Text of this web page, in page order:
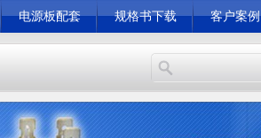
电源板配套 规格书下载 客户案例
整流模块